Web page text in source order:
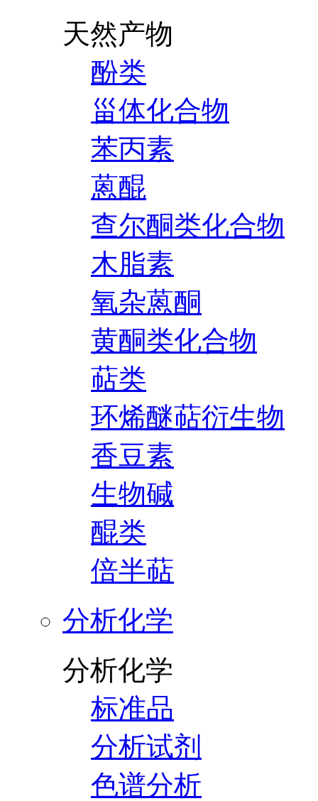
天然产物
酚类
甾体化合物
苯丙素
蒽醌
查尔酮类化合物
木脂素
氧杂蒽酮
黄酮类化合物
萜类
环烯醚萜衍生物
香豆素
生物碱
醌类
倍半萜
分析化学
分析化学
标准品
分析试剂
色谱分析